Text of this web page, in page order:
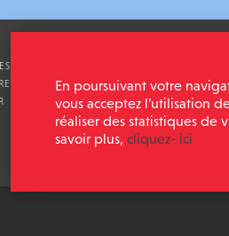
ASSOCIÉS
NEWSLETTER
MENTIONS
En poursuivant votre
vous acceptez l’utilisation
réaliser des statistiques de
savoir plus, cliquez- ici